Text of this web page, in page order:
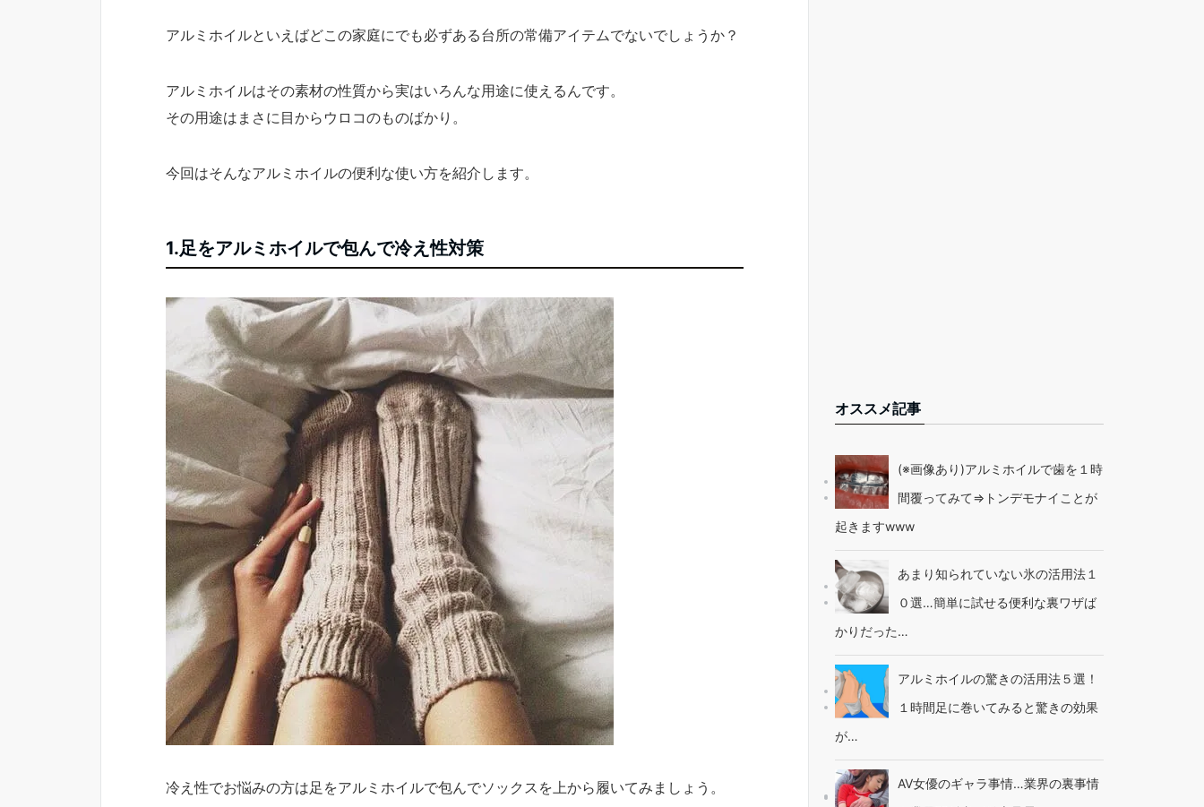
アルミホイルといえばどこの家庭にでも必ずある台所の常備アイテムでないでしょうか？
アルミホイルはその素材の性質から実はいろんな用途に使えるんです。
その用途はまさに目からウロコのものばかり。
今回はそんなアルミホイルの便利な使い方を紹介します。
1.足をアルミホイルで包んで冷え性対策
冷え性でお悩みの方は足をアルミホイルで包んでソックスを上から履いてみましょう。
オススメ記事
(※画像あり)アルミホイルで歯を１時
間覆ってみて⇒トンデモナイことが
起きますwww
あまり知られていない氷の活用法１
０選…簡単に試せる便利な裏ワザば
かりだった…
アルミホイルの驚きの活用法５選！
１時間足に巻いてみると驚きの効果
が…
AV女優のギャラ事情…業界の裏事情